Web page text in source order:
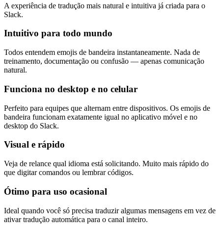
A experiência de tradução mais natural e intuitiva já criada para o
Slack.
Intuitivo para todo mundo
Todos entendem emojis de bandeira instantaneamente. Nada de
treinamento, documentação ou confusão — apenas comunicação
natural.
Funciona no desktop e no celular
Perfeito para equipes que alternam entre dispositivos. Os emojis de
bandeira funcionam exatamente igual no aplicativo móvel e no
desktop do Slack.
Visual e rápido
Veja de relance qual idioma está solicitando. Muito mais rápido do
que digitar comandos ou lembrar códigos.
Ótimo para uso ocasional
Ideal quando você só precisa traduzir algumas mensagens em vez de
ativar tradução automática para o canal inteiro.